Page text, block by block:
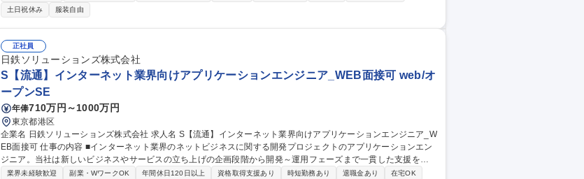
ーの醸成・客単価向上など店舗やサロンが抱える課題の解決を目指します。サービスの利用状況をモニタリング
し、プロアクティブに伴走支援していく役割を担っていただきます。SaaSの利活用サポートと継続的な関係構築
を通し、お客様の生産性・売上・利益向上に貢献すると共に、SaaSビジネスの拡大を推進していただきます。 募
集職種 赤坂【カスタマーサクセス/理美容サロン向け新規SaaS/LINEビューティープラス】
土日祝休み
服装自由
正社員
日鉄ソリューションズ株式会社
S【流通】インターネット業界向けアプリケーションエンジニア_WEB面接可 web/オ
ープンSE
年俸710万円～1000万円
東京都港区
企業名 日鉄ソリューションズ株式会社 求人名 S【流通】インターネット業界向けアプリケーションエンジニア_W
EB面接可 仕事の内容 ■インターネット業界のネットビジネスに関する開発プロジェクトのアプリケーションエン
ジニア。当社は新しいビジネスやサービスの立ち上げの企画段階から開発～運用フェーズまで一貫した支援を得
意としており、 お客様との一体感も感じられやすい仕事です。 【当ポジションの魅力】・B2C向けの大規模でス
業界未経験歓迎 副業・WワークOK 年間休日120日以上 資格取得支援あり 時短勤務あり 退職金あり
在宅OK